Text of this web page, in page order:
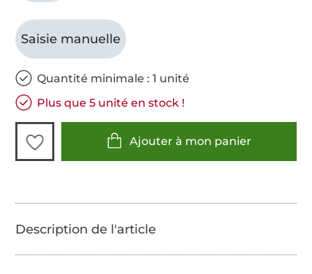
Saisie manuelle
Quantité minimale : 1 unité
Plus que 5 unité en stock !
Ajouter à mon panier